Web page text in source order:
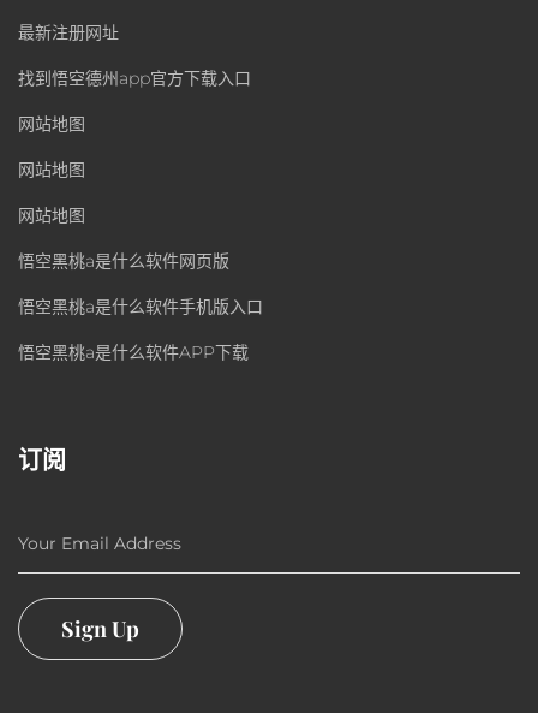
最新注册网址
找到悟空德州app官方下载入口
网站地图
网站地图
网站地图
悟空黑桃a是什么软件网页版
悟空黑桃a是什么软件手机版入口
悟空黑桃a是什么软件APP下载
订阅
Your Email Address
Sign Up